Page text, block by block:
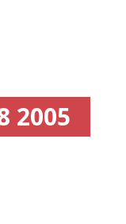
2005